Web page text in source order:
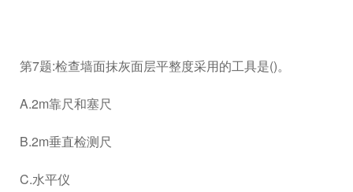
第7题:检查墙面抹灰面层平整度采用的工具是()。
A.2m靠尺和塞尺
B.2m垂直检测尺
C.水平仪